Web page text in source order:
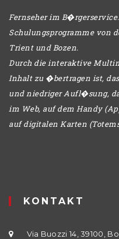
Fernseher im
Schulungsprogramme von
Trient und Bozen.
Durch die interaktive
Inhalt zu �bertragen ist,
und niedriger Aufl�sung,
im Web, auf dem Handy
auf digitalen Karten
KONTAKT
Via Buozzi 14, 39100,